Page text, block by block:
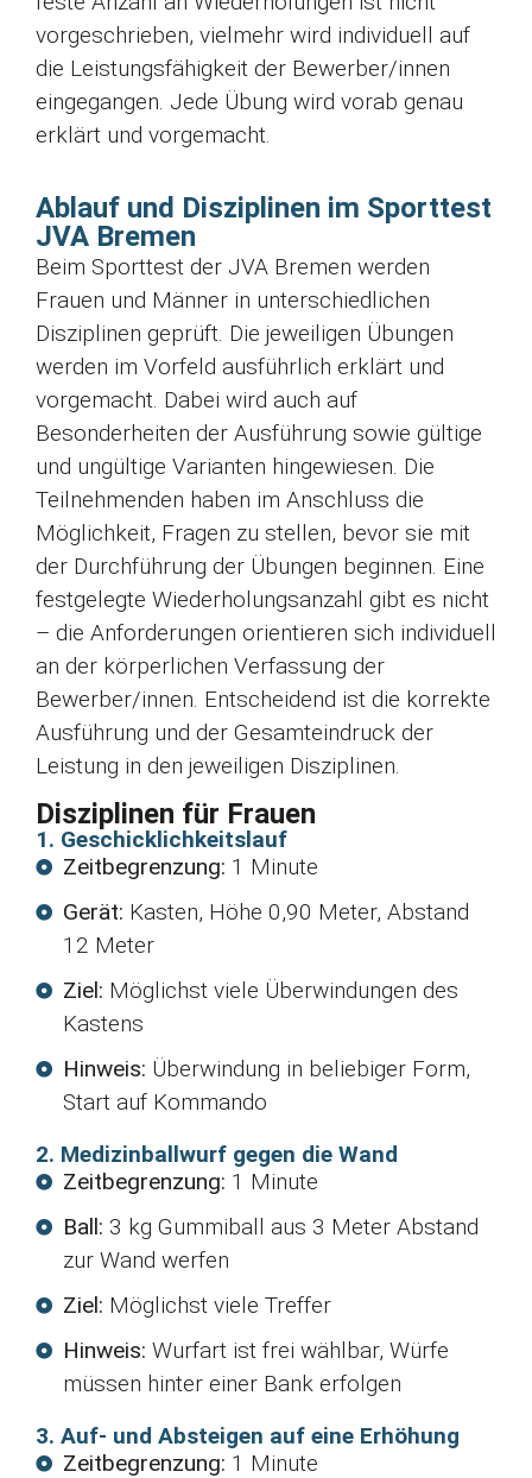
vorgeschrieben, vielmehr wird individuell auf
die Leistungsfähigkeit der Bewerber/innen
eingegangen. Jede Übung wird vorab genau
erklärt und vorgemacht.
Ablauf und Disziplinen im Sporttest
JVA Bremen
Beim Sporttest der JVA Bremen werden
Frauen und Männer in unterschiedlichen
Disziplinen geprüft. Die jeweiligen Übungen
werden im Vorfeld ausführlich erklärt und
vorgemacht. Dabei wird auch auf
Besonderheiten der Ausführung sowie gültige
und ungültige Varianten hingewiesen. Die
Teilnehmenden haben im Anschluss die
Möglichkeit, Fragen zu stellen, bevor sie mit
der Durchführung der Übungen beginnen. Eine
festgelegte Wiederholungsanzahl gibt es nicht
– die Anforderungen orientieren sich individuell
an der körperlichen Verfassung der
Bewerber/innen. Entscheidend ist die korrekte
Ausführung und der Gesamteindruck der
Leistung in den jeweiligen Disziplinen.
Disziplinen für Frauen
1. Geschicklichkeitslauf
Zeitbegrenzung: 1 Minute
Gerät: Kasten, Höhe 0,90 Meter, Abstand
12 Meter
Ziel: Möglichst viele Überwindungen des
Kastens
Hinweis: Überwindung in beliebiger Form,
Start auf Kommando
2. Medizinballwurf gegen die Wand
Zeitbegrenzung: 1 Minute
Ball: 3 kg Gummiball aus 3 Meter Abstand
zur Wand werfen
Ziel: Möglichst viele Treffer
Hinweis: Wurfart ist frei wählbar, Würfe
müssen hinter einer Bank erfolgen
3. Auf- und Absteigen auf eine Erhöhung
Zeitbegrenzung: 1 Minute